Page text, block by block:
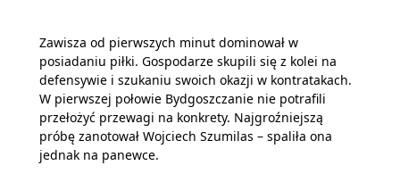
Zawisza od pierwszych minut dominował w
posiadaniu piłki. Gospodarze skupili się z kolei na
defensywie i szukaniu swoich okazji w kontratakach.
W pierwszej połowie Bydgoszczanie nie potrafili
przełożyć przewagi na konkrety. Najgroźniejszą
próbę zanotował Wojciech Szumilas – spaliła ona
jednak na panewce.